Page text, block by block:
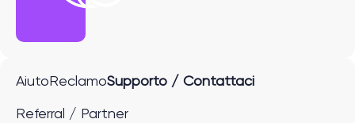
Aiuto ReclamoSupporto / Contattaci
Referral / Partner